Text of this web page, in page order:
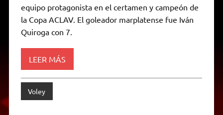
n
d
l
equipo protagonista en el certamen y campeón de
la Copa ACLAV. El goleador marplatense fue Iván
Quiroga con 7.
LEER MÁS
Voley